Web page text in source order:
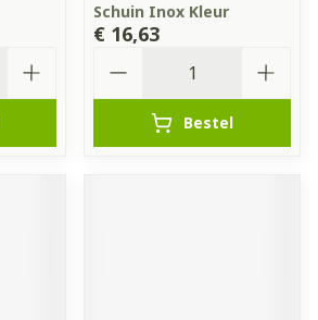
Schuin Inox Kleur
€ 16,63
Bestel